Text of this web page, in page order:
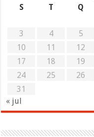
S
T Q
3
4 5
10
11 12
17
18 19
24
25 26
31
« jul